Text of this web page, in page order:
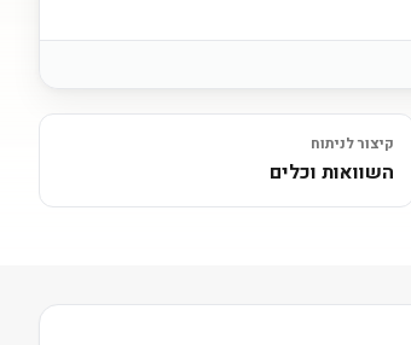
קיצור לניתוח
השוואות וכלים